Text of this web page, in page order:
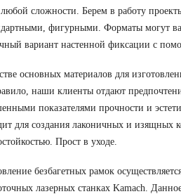
сложности. Берем в работу
фигурными. Форматы могут
вариант настенной фиксации с
основных материалов для
наши клиенты отдают
показателями прочности и
для создания лаконичных и изящных
Прост в уходе.
безбагетных рамок
лазерных станках Kamach.